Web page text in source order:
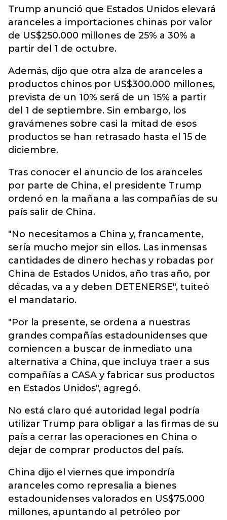
Trump anunció que Estados Unidos elevará
aranceles a importaciones chinas por valor
de US$250.000 millones de 25% a 30% a
partir del 1 de octubre.
Además, dijo que otra alza de aranceles a
productos chinos por US$300.000 millones,
prevista de un 10% será de un 15% a partir
del 1 de septiembre. Sin embargo, los
gravámenes sobre casi la mitad de esos
productos se han retrasado hasta el 15 de
diciembre.
Tras conocer el anuncio de los aranceles
por parte de China, el presidente Trump
ordenó en la mañana a las compañías de su
país salir de China.
"No necesitamos a China y, francamente,
sería mucho mejor sin ellos. Las inmensas
cantidades de dinero hechas y robadas por
China de Estados Unidos, año tras año, por
décadas, va a y deben DETENERSE", tuiteó
el mandatario.
"Por la presente, se ordena a nuestras
grandes compañías estadounidenses que
comiencen a buscar de inmediato una
alternativa a China, que incluya traer a sus
compañías a CASA y fabricar sus productos
en Estados Unidos", agregó.
No está claro qué autoridad legal podría
utilizar Trump para obligar a las firmas de su
país a cerrar las operaciones en China o
dejar de comprar productos del país.
China dijo el viernes que impondría
aranceles como represalia a bienes
estadounidenses valorados en US$75.000
millones, apuntando al petróleo por